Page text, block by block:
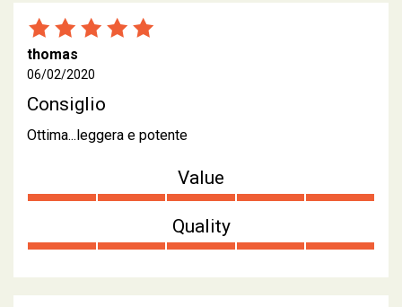
thomas
06/02/2020
Consiglio
Ottima...leggera e potente
Value
Quality